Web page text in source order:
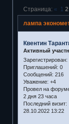
лампа
Страница: « 1 2
Квентин
Активный
Зарегистрирован:
Приглашений: 0
Сообщений: 216
Уважение: +4
Провел на
2 дня 23 часа
Последний визит:
28.10.2022 13:22